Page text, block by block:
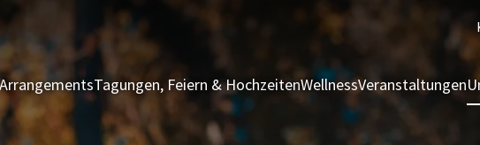
ArrangementsTagungen, Feiern & HochzeitenWellnessVeranstaltungen